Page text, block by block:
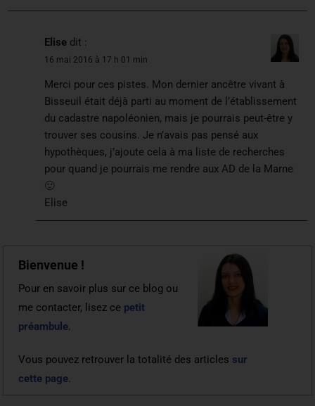
Elise dit :
16 mai 2016 à 17 h 01 min
Merci pour ces pistes. Mon dernier ancêtre vivant à
Bisseuil était déjà parti au moment de l’établissement
du cadastre napoléonien, mais je pourrais peut-être y
trouver ses cousins. Je n’avais pas pensé aux
hypothèques, j’ajoute cela à ma liste de recherches
pour quand je pourrais me rendre aux AD de la Marne
🙂
Elise
Bienvenue !
Pour en savoir plus sur ce blog ou
me contacter, lisez ce petit
préambule.
Vous pouvez retrouver la totalité des articles sur
cette page.